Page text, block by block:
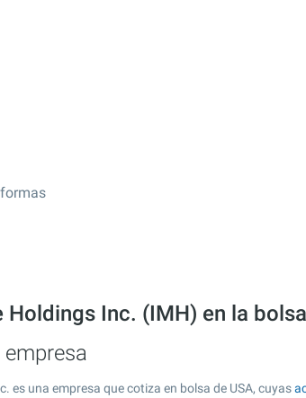
Inc. (IMH) en la
empresa
es una empresa que cotiza en bolsa de USA, cuyas